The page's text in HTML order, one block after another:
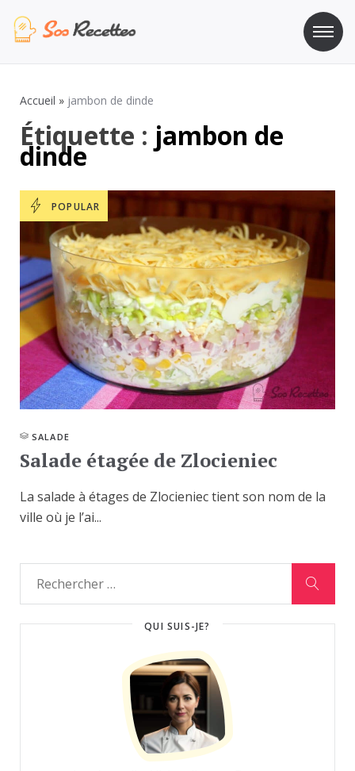
au
Accueil » jambon de dinde
Étiquette : jambon de
dinde
POPULAR
SALADE
Salade étagée de Zlocieniec
La salade à étages de Zlocieniec tient son nom de la
ville où je l’ai...
QUI SUIS-JE?